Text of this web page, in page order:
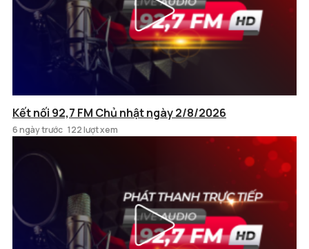
Kết nối 92,7 FM Chủ nhật ngày 2/8/2026
6 ngày trước 122 lượt xem